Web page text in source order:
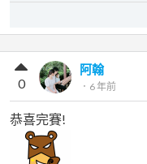
阿翰
． 6 年前
0
恭喜完賽!